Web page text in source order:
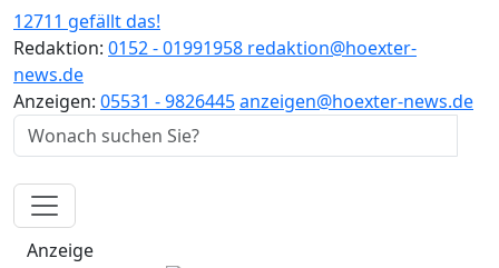
12711 gefällt das!
Redaktion: 0152 - 01991958 redaktion@hoexter-
news.de
Anzeigen: 05531 - 9826445anzeigen@hoexter-news.de
Anzeige